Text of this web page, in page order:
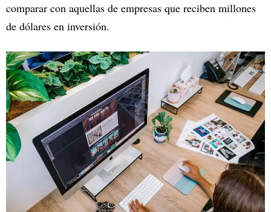
comparar con aquellas de empresas que reciben millones
de dólares en inversión.